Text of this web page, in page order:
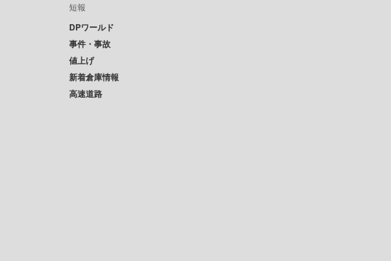
短報
DPワールド
事件・事故
値上げ
新着倉庫情報
高速道路